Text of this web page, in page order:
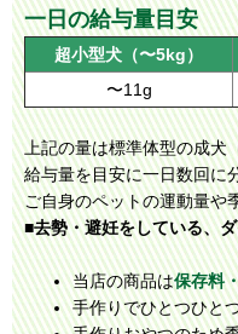
一日の給与量目安
超小型犬（〜5kg）
〜11g
上記の量は標準体型の成犬
給与量を目安に一日数回に
ご自身のペットの運動量や
■去勢・避妊をしている、
当店の商品は保存料
手作りでひとつひと